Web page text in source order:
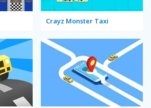
Crayz Monster Taxi